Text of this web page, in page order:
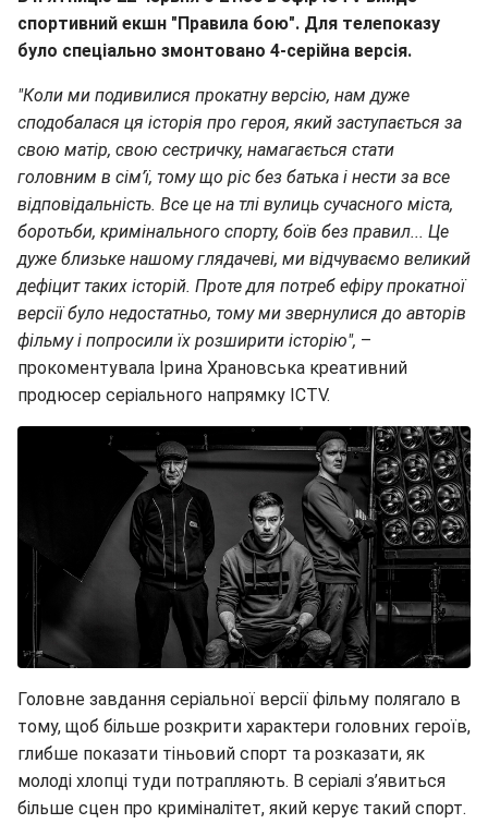
спортивний екшн "Правила бою". Для телепоказу
було спеціально змонтовано 4-серійна версія.
"Коли ми подивилися прокатну версію, нам дуже
сподобалася ця історія про героя, який заступається за
свою матір, свою сестричку, намагається стати
головним в сім’ї, тому що ріс без батька і нести за все
відповідальність. Все це на тлі вулиць сучасного міста,
боротьби, кримінального спорту, боїв без правил... Це
дуже близьке нашому глядачеві, ми відчуваємо великий
дефіцит таких історій. Проте для потреб ефіру прокатної
версії було недостатньо, тому ми звернулися до авторів
фільму і попросили їх розширити історію", –
прокоментувала Ірина Храновська креативний
продюсер серіального напрямку ICTV.
Головне завдання серіальної версії фільму полягало в
тому, щоб більше розкрити характери головних героїв,
глибше показати тіньовий спорт та розказати, як
молоді хлопці туди потрапляють. В серіалі з’явиться
більше сцен про криміналітет, який керує такий спорт.